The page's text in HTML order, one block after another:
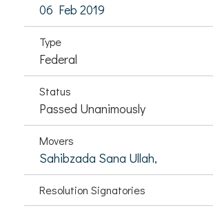
06 Feb 2019
Type
Federal
Status
Passed Unanimously
Movers
Sahibzada Sana Ullah,
Resolution Signatories